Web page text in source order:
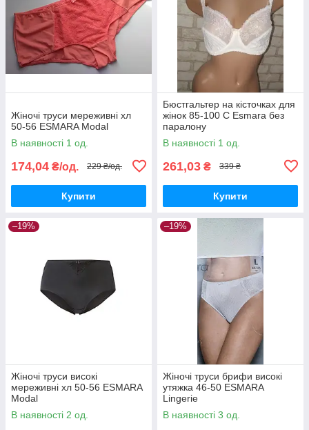
Жіночі труси мереживні хл
50-56 ESMARA Modal
В наявності 1 од.
174,04 ₴/од. 229 ₴/од.
Купити
Бюстгальтер на кісточках для
жінок 85-100 C Esmara без
паралону
В наявності 1 од.
261,03 ₴ 339 ₴
Купити
–19%
Жіночі труси високі
мереживні хл 50-56 ESMARA
Modal
В наявності 2 од.
–19%
Жіночі труси брифи високі
утяжка 46-50 ESMARA
Lingerie
В наявності 3 од.